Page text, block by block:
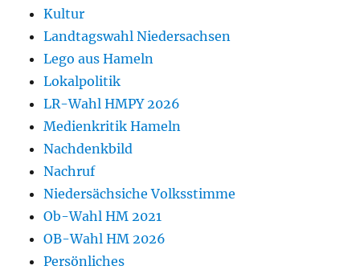
Kultur
Landtagswahl Niedersachsen
Lego aus Hameln
Lokalpolitik
LR-Wahl HMPY 2026
Medienkritik Hameln
Nachdenkbild
Nachruf
Niedersächsiche Volksstimme
Ob-Wahl HM 2021
OB-Wahl HM 2026
Persönliches